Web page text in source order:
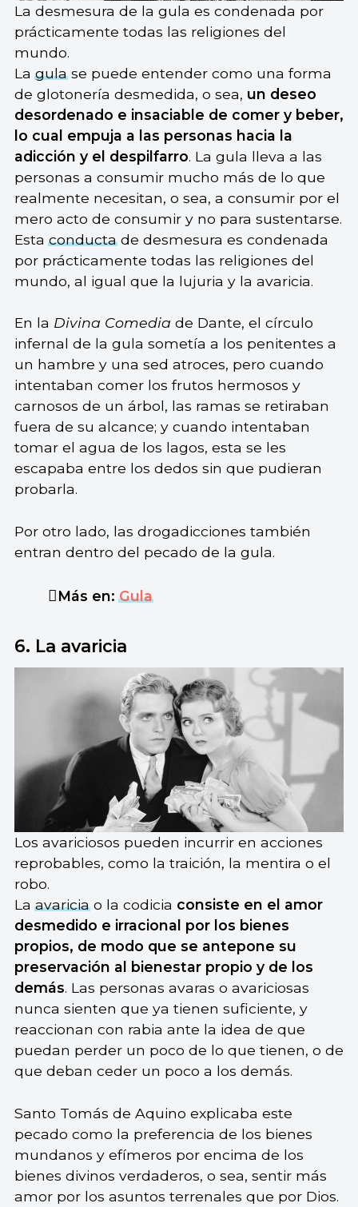
La desmesura de la gula es condenada por
prácticamente todas las religiones del
mundo.
Lagulase puede entender como una forma
de glotonería desmedida, o sea, un deseo
desordenado e insaciable de comer y beber,
lo cual empuja a las personas hacia la
adicción y el despilfarro. La gula lleva a las
personas a consumir mucho más de lo que
realmente necesitan, o sea, a consumir por el
mero acto de consumir y no para sustentarse.
Estaconductade desmesura es condenada
por prácticamente todas las religiones del
mundo, al igual que la lujuria y la avaricia.
En la Divina Comedia de Dante, el círculo
infernal de la gula sometía a los penitentes a
un hambre y una sed atroces, pero cuando
intentaban comer los frutos hermosos y
carnosos de un árbol, las ramas se retiraban
fuera de su alcance; y cuando intentaban
tomar el agua de los lagos, esta se les
escapaba entre los dedos sin que pudieran
probarla.
Por otro lado, las drogadicciones también
entran dentro del pecado de la gula.
Más en:Gula
6. La avaricia
Los avariciosos pueden incurrir en acciones
reprobables, como la traición, la mentira o el
robo.
Laavariciao la codicia consiste en el amor
desmedido e irracional por los bienes
propios, de modo que se antepone su
preservación al bienestar propio y de los
demás. Las personas avaras o avariciosas
nunca sienten que ya tienen suficiente, y
reaccionan con rabia ante la idea de que
puedan perder un poco de lo que tienen, o de
que deban ceder un poco a los demás.
Santo Tomás de Aquino explicaba este
pecado como la preferencia de los bienes
mundanos y efímeros por encima de los
bienes divinos verdaderos, o sea, sentir más
amor por los asuntos terrenales que por Dios.